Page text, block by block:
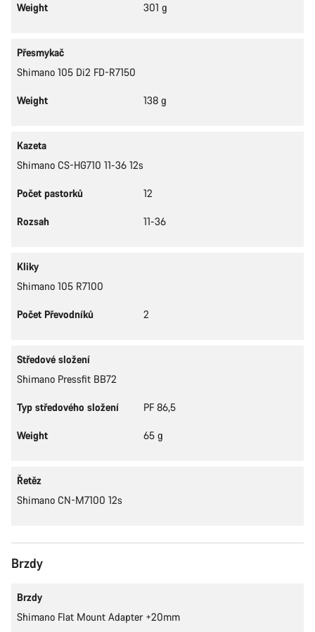
Weight 301 g
Přesmykač
Shimano 105 Di2 FD-R7150
Weight 138 g
Kazeta
Shimano CS-HG710 11-36 12s
Počet pastorků 12
Rozsah 11-36
Kliky
Shimano 105 R7100
Počet Převodníků 2
Středové složení
Shimano Pressfit BB72
Typ středového složení PF 86,5
Weight 65 g
Řetěz
Shimano CN-M7100 12s
Brzdy
Brzdy
Shimano Flat Mount Adapter +20mm